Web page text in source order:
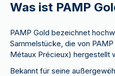
Was ist PAMP
PAMP Gold bezeichnet
Sammelstücke, die von
Métaux Précieux) hergestellt
Bekannt für seine